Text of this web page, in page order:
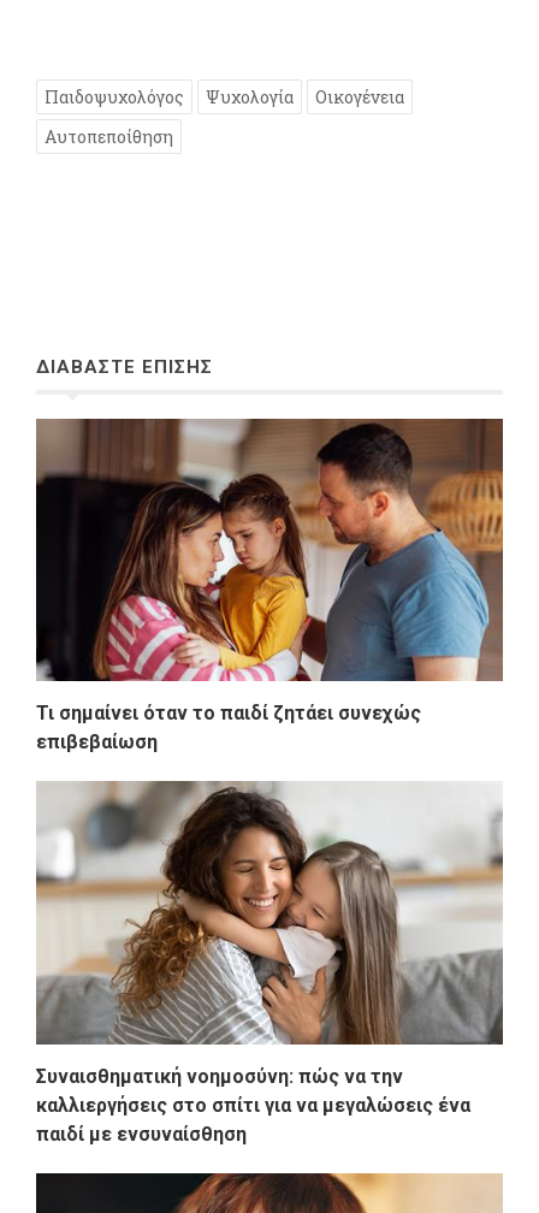
Παιδοψυχολόγος Ψυχολογία
Οικογένεια
Αυτοπεποίθηση
ΔΙΑΒΑΣΤΕ ΕΠΙΣΗΣ
Τι σημαίνει όταν το παιδί ζητάει συνεχώς
επιβεβαίωση
Συναισθηματική νοημοσύνη: πώς να την
καλλιεργήσεις στο σπίτι για να μεγαλώσεις ένα
παιδί με ενσυναίσθηση